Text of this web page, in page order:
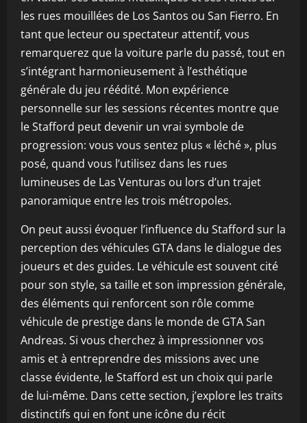
les rues mouillées de Los Santos ou San Fierro. En
tant que lecteur ou spectateur attentif, vous
remarquerez que la voiture parle du passé, tout en
s’intégrant harmonieusement à l’esthétique
générale du jeu réédité. Mon expérience
personnelle sur les sessions récentes montre que
le Stafford peut devenir un vrai symbole de
progression: vous vous sentez plus « léché », plus
posé, quand vous l’utilisez dans les rues
lumineuses de Las Venturas ou lors d’un trajet
panoramique entre les trois métropoles.
On peut aussi évoquer l’influence du Stafford sur la
perception des véhicules GTA dans le dialogue des
joueurs et des guides. Le véhicule est souvent cité
pour son style, sa taille et son impression générale,
des éléments qui renforcent son rôle comme
véhicule de prestige dans le monde de GTA San
Andreas. Si vous cherchez à impressionner vos
amis et à entreprendre des missions avec une
classe évidente, le Stafford est un choix qui parle
de lui-même. Dans cette section, j’explore les traits
distinctifs qui en font une icône du récit